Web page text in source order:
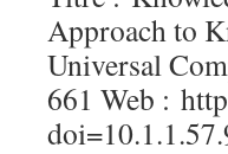
Approach to
Universal
661 Web :